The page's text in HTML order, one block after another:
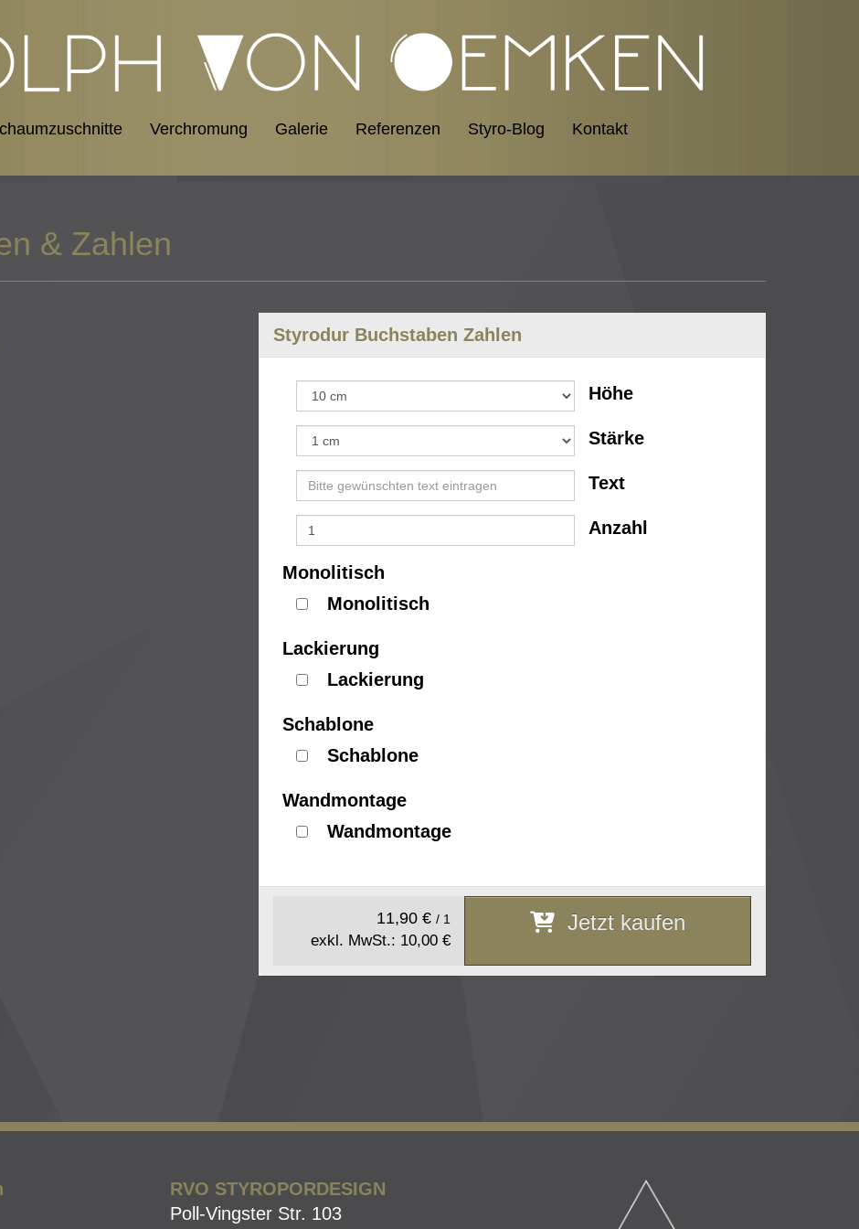
Verchromung Galerie Referenzen Styro-Blog Kontakt
& Zahlen
Styrodur Buchstaben Zahlen
Höhe
Stärke
Text
Anzahl
Monolitisch
Monolitisch
Lackierung
Lackierung
Schablone
Schablone
Wandmontage
Wandmontage
11,90 €/ 1
exkl. MwSt.: 10,00 €
Jetzt kaufen
RVO STYROPORDESIGN
Poll-Vingster Str. 103